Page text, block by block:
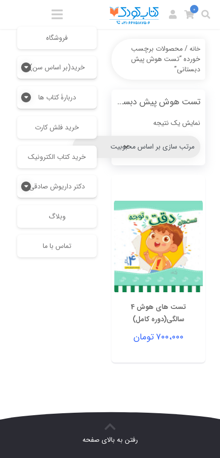
فروشگاه
خرید(بر اساس سن)
دربارۀ کتاب ها
خرید فلش کارت
خرید کتاب الکترونیک
دکتر داریوش صادقی
وبلاگ
تماس با ما
0
خانه/ محصولات برچسب
خورده “تست هوش پیش
دبستانی”
تست هوش پیش دبستانی
نمایش یک نتیجه
تست های هوش 4
سالگی(دوره کامل)
۷۰۰،۰۰۰تومان
رفتن به بالای صفحه